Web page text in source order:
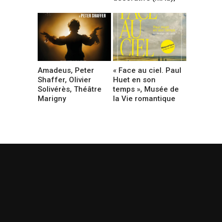
Amadeus, Peter
Shaffer, Olivier
Solivérès, Théâtre
Marigny
« Face au ciel. Paul
Huet en son
temps », Musée de
la Vie romantique